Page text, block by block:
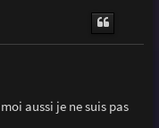
aussi je ne suis pas